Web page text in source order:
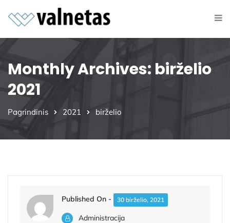
Monthly Archives: birželio
2021
Pagrindinis 2021 birželio
Published On - 30 birželio, 2021
Administracija